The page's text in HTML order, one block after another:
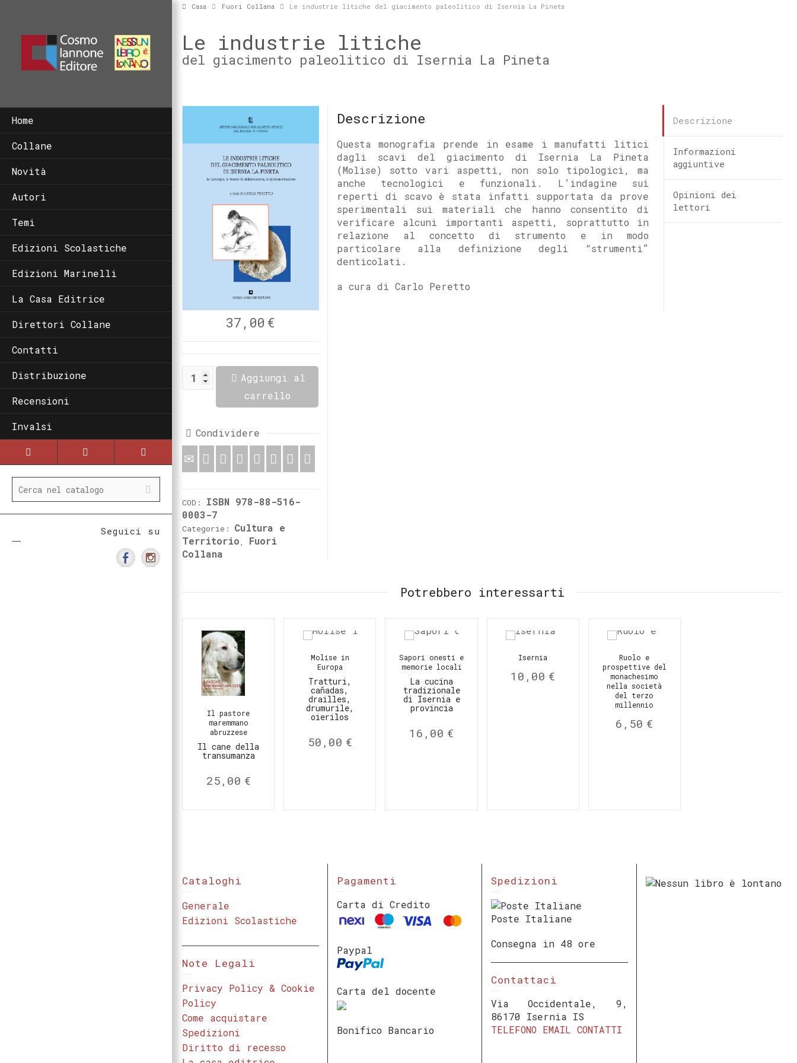
Home
Collane
Novità
Autori
Temi
Edizioni Scolastiche
Edizioni Marinelli
La Casa Editrice
Direttori Collane
Contatti
Distribuzione
Recensioni
Invalsi
Seguici su
Casa Fuori Collana Le industrie litiche del giacimento paleolitico di Isernia La Pineta
Le industrie litiche
del giacimento paleolitico di Isernia La Pineta
37,00 €
industrie
giacimento
Isernia
quantità
Aggiungi al
carrello
Condividere
COD: ISBN 978-88-516-
0003-7
Categorie: Cultura e
Territorio, Fuori
Collana
Descrizione
Informazioni
aggiuntive
Opinioni dei
lettori
Descrizione
Questa monografia prende in esame i manufatti litici
dagli scavi del giacimento di Isernia La Pineta
(Molise) sotto vari aspetti, non solo tipologici, ma
anche tecnologici e funzionali. L’indagine sui
reperti di scavo è stata infatti supportata da prove
sperimentali sui materiali che hanno consentito di
verificare alcuni importanti aspetti, soprattutto in
relazione al concetto di strumento e in modo
particolare alla definizione degli “strumenti”
denticolati.
a cura di Carlo Peretto
Potrebbero interessarti
Il pastore
maremmano
abruzzese
Il cane della
transumanza
25,00 €
Molise in
Europa
Tratturi,
cañadas,
drailles,
drumurile,
oierilos
50,00 €
Sapori onesti e
memorie locali
La cucina
tradizionale
di Isernia e
provincia
16,00 €
Isernia
10,00 €
Ruolo e
prospettive del
monachesimo
nella società
del terzo
millennio
6,50 €
Cataloghi
Generale
Edizioni Scolastiche
Note Legali
Privacy Policy & Cookie
Policy
Come acquistare
Spedizioni
Diritto di recesso
Pagamenti
Carta di Credito
Paypal
Carta del docente
Bonifico Bancario
Spedizioni
Poste Italiane
Consegna in 48 ore
Contattaci
Via Occidentale, 9,
86170 Isernia IS
TELEFONO EMAIL CONTATTI